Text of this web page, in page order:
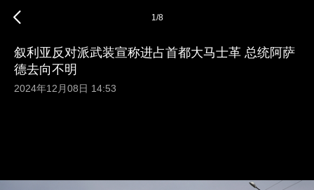
1/8
叙利亚反对派武装宣称进占首都大马士革 总统阿萨
德去向不明
2024年12月08日 14:53